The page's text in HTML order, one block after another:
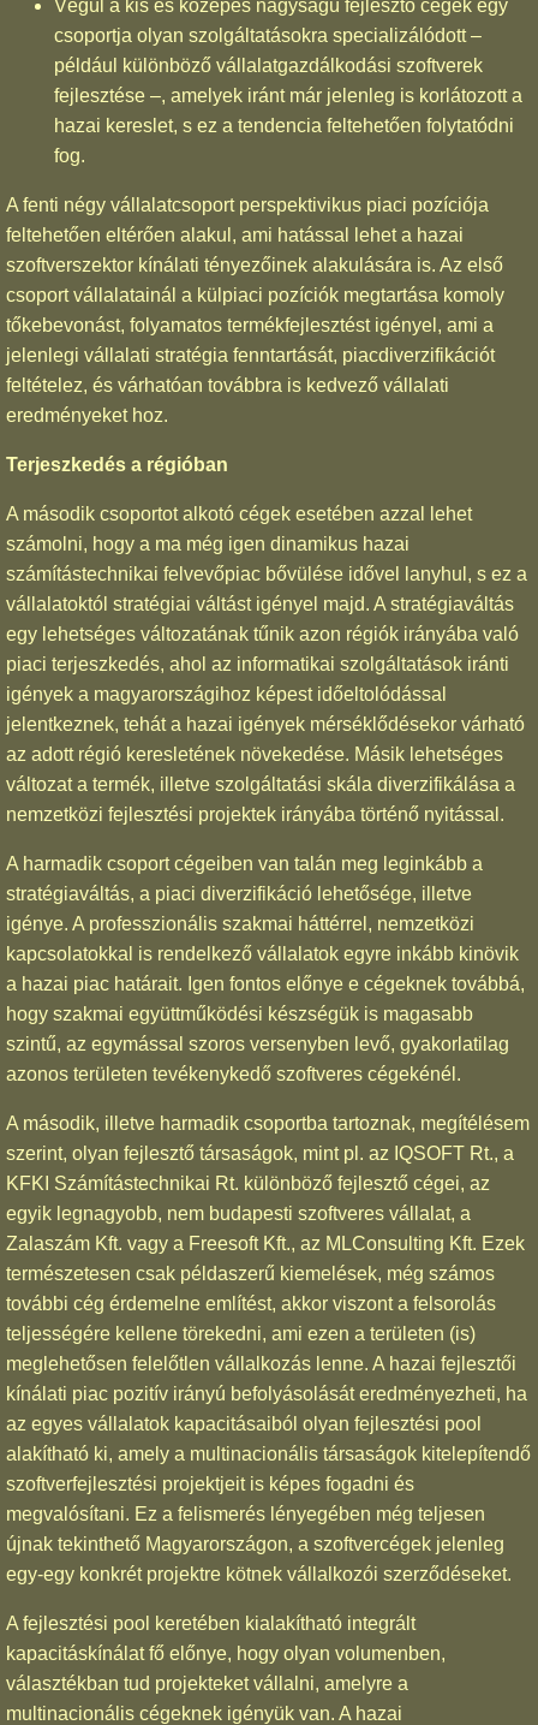
Végül a kis és közepes nagyságú fejlesztő cégek egy
csoportja olyan szolgáltatásokra specializálódott –
például különböző vállalatgazdálkodási szoftverek
fejlesztése –, amelyek iránt már jelenleg is korlátozott a
hazai kereslet, s ez a tendencia feltehetően folytatódni
fog.
A fenti négy vállalatcsoport perspektivikus piaci pozíciója
feltehetően eltérően alakul, ami hatással lehet a hazai
szoftverszektor kínálati tényezőinek alakulására is. Az első
csoport vállalatainál a külpiaci pozíciók megtartása komoly
tőkebevonást, folyamatos termékfejlesztést igényel, ami a
jelenlegi vállalati stratégia fenntartását, piacdiverzifikációt
feltételez, és várhatóan továbbra is kedvező vállalati
eredményeket hoz.
Terjeszkedés a régióban
A második csoportot alkotó cégek esetében azzal lehet
számolni, hogy a ma még igen dinamikus hazai
számítástechnikai felvevőpiac bővülése idővel lanyhul, s ez a
vállalatoktól stratégiai váltást igényel majd. A stratégiaváltás
egy lehetséges változatának tűnik azon régiók irányába való
piaci terjeszkedés, ahol az informatikai szolgáltatások iránti
igények a magyarországihoz képest időeltolódással
jelentkeznek, tehát a hazai igények mérséklődésekor várható
az adott régió keresletének növekedése. Másik lehetséges
változat a termék, illetve szolgáltatási skála diverzifikálása a
nemzetközi fejlesztési projektek irányába történő nyitással.
A harmadik csoport cégeiben van talán meg leginkább a
stratégiaváltás, a piaci diverzifikáció lehetősége, illetve
igénye. A professzionális szakmai háttérrel, nemzetközi
kapcsolatokkal is rendelkező vállalatok egyre inkább kinövik
a hazai piac határait. Igen fontos előnye e cégeknek továbbá,
hogy szakmai együttműködési készségük is magasabb
szintű, az egymással szoros versenyben levő, gyakorlatilag
azonos területen tevékenykedő szoftveres cégekénél.
A második, illetve harmadik csoportba tartoznak, megítélésem
szerint, olyan fejlesztő társaságok, mint pl. az IQSOFT Rt., a
KFKI Számítástechnikai Rt. különböző fejlesztő cégei, az
egyik legnagyobb, nem budapesti szoftveres vállalat, a
Zalaszám Kft. vagy a Freesoft Kft., az MLConsulting Kft. Ezek
természetesen csak példaszerű kiemelések, még számos
további cég érdemelne említést, akkor viszont a felsorolás
teljességére kellene törekedni, ami ezen a területen (is)
meglehetősen felelőtlen vállalkozás lenne. A hazai fejlesztői
kínálati piac pozitív irányú befolyásolását eredményezheti, ha
az egyes vállalatok kapacitásaiból olyan fejlesztési pool
alakítható ki, amely a multinacionális társaságok kitelepítendő
szoftverfejlesztési projektjeit is képes fogadni és
megvalósítani. Ez a felismerés lényegében még teljesen
újnak tekinthető Magyarországon, a szoftvercégek jelenleg
egy-egy konkrét projektre kötnek vállalkozói szerződéseket.
A fejlesztési pool keretében kialakítható integrált
kapacitáskínálat fő előnye, hogy olyan volumenben,
választékban tud projekteket vállalni, amelyre a
multinacionális cégeknek igényük van. A hazai